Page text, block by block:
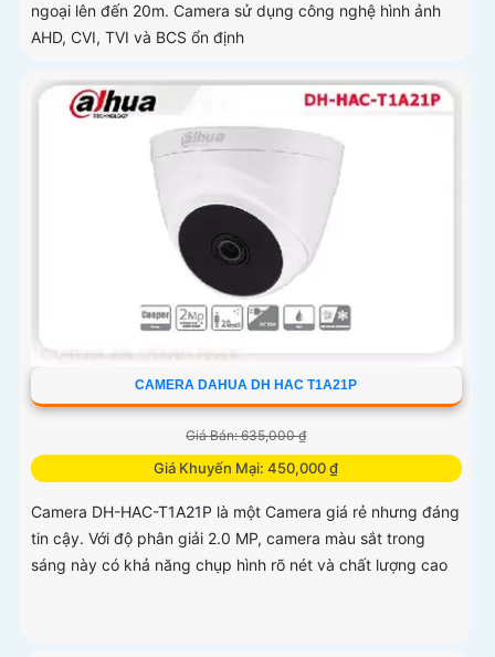
ngoại lên đến 20m. Camera sử dụng công nghệ hình ảnh
AHD, CVI, TVI và BCS ổn định
CAMERA DAHUA DH HAC T1A21P
Giá Bán: 635,000 ₫
Giá Khuyến Mại: 450,000 ₫
Camera DH-HAC-T1A21P là một Camera giá rẻ nhưng đáng
tin cậy. Với độ phân giải 2.0 MP, camera màu sắt trong
sáng này có khả năng chụp hình rõ nét và chất lượng cao